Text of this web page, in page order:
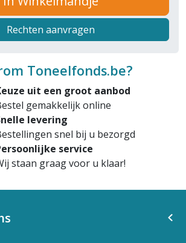
Rechten aanvragen
Toneelfonds.be?
uit een groot aanbod
gemakkelijk online
levering
snel bij u bezorgd
service
staan graag voor u klaar!